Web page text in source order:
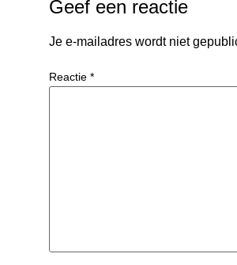
Geef een reactie
Je e-mailadres wordt niet
Reactie *